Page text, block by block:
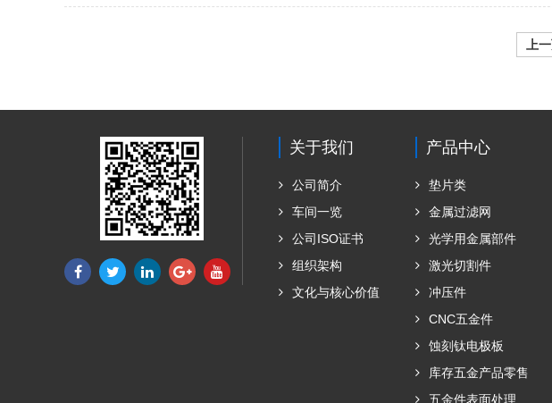
上
关于我们
公司简介
车间一览
公司ISO证书
组织架构
文化与核心价值
产品中心
垫片类
金属过滤网
光学用金属部件
激光切割件
冲压件
CNC五金件
蚀刻钛电极板
库存五金产品零售
五金件表面处理